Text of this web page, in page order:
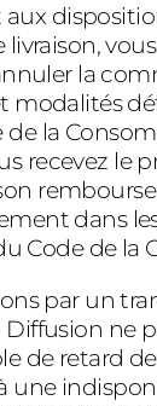
livraison,
la
modalités
de la
recevez le
dans
Code de
par un
ne
de retard
une